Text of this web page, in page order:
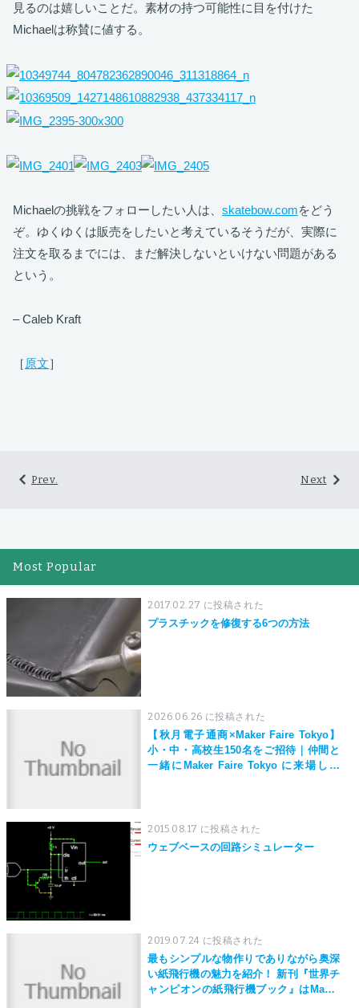
見るのは嬉しいことだ。素材の持つ可能性に目を付けた
Michaelは称賛に値する。
Michaelの挑戦をフォローしたい人は、 skatebow.comをどう
ぞ。ゆくゆくは販売をしたいと考えているそうだが、実際に
注文を取るまでには、まだ解決しないといけない問題がある
という。
– Caleb Kraft
［ 原文］
Next
Prev.
Most Popular
2017.02.27 に投稿された
プラスチックを修復する6つの方法
2026.06.26 に投稿された
【秋月電子通商×Maker Faire Tokyo】
小・中・高校生150名をご招待｜仲間と
一緒にMaker Faire Tokyo に来場しよ
2015.08.17 に投稿された
ウェブベースの回路シミュレーター
2019.07.24 に投稿された
最もシンプルな物作りでありながら奥深
い紙飛行機の魅力を紹介！ 新刊『世界チ
ャンピオンの紙飛行機ブック』はMaker